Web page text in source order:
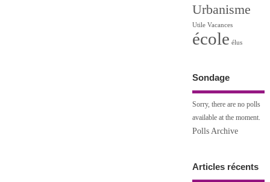
Urbanisme
Utile Vacances
école élus
Sondage
Sorry, there are no polls
available at the moment.
Polls Archive
Articles récents